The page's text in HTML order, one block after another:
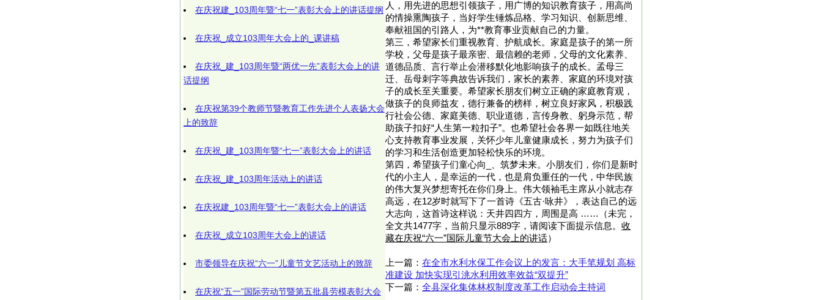
在庆祝建_103周年暨“七一”表彰大会上的讲话提纲
在庆祝_成立103周年大会上的_课讲稿
在庆祝_建_103周年暨“两优一先”表彰大会上的讲
话提纲
在庆祝第39个教师节暨教育工作先进个人表扬大会
上的致辞
在庆祝_建_103周年暨“七一”表彰大会上的讲话
在庆祝_建_103周年活动上的讲话
在庆祝建_103周年暨“七一”表彰大会上的讲话
在庆祝_成立103周年大会上的讲话
市委领导在庆祝“六一”儿童节文艺活动上的致辞
在庆祝“五一”国际劳动节暨第五批县劳模表彰大会
人，用先进的思想引领孩子，用广博的知识教育孩子，用高尚
的情操熏陶孩子，当好学生锤炼品格、学习知识、创新思维、
奉献祖国的引路人，为**教育事业贡献自己的力量。
第三，希望家长们重视教育、护航成长。家庭是孩子的第一所
学校，父母是孩子最亲密、最信赖的老师，父母的文化素养、
道德品质、言行举止会潜移默化地影响孩子的成长。孟母三
迁、岳母刺字等典故告诉我们，家长的素养、家庭的环境对孩
子的成长至关重要。希望家长朋友们树立正确的家庭教育观，
做孩子的良师益友，德行兼备的榜样，树立良好家风，积极践
行社会公德、家庭美德、职业道德，言传身教、躬身示范，帮
助孩子扣好“人生第一粒扣子”。也希望社会各界一如既往地关
心支持教育事业发展，关怀少年儿童健康成长，努力为孩子们
的学习和生活创造更加轻松快乐的环境。
第四，希望孩子们童心向_、筑梦未来。小朋友们，你们是新时
代的小主人，是幸运的一代，也是肩负重任的一代，中华民族
的伟大复兴梦想寄托在你们身上。伟大领袖毛主席从小就志存
高远，在12岁时就写下了一首诗《五古·咏井》，表达自己的远
大志向，这首诗这样说：天井四四方，周围是高 ……（未完，
全文共1477字，当前只显示889字，请阅读下面提示信息。 收
藏在庆祝“六一”国际儿童节大会上的讲话）
上一篇： 在全市水利水保工作会议上的发言：大手笔规划 高标
准建设 加快实现引洮水利用效率效益“双提升”
下一篇： 全县深化集体林权制度改革工作启动会主持词